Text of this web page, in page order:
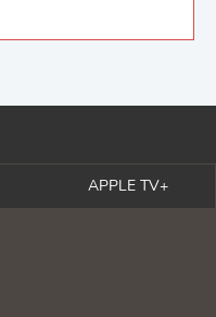
APPLE TV+